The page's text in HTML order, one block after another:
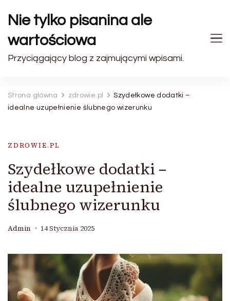
Nie tylko pisanina ale
wartościowa
Przyciągający blog z zajmującymi wpisami.
Strona główna zdrowie.pl
Szydełkowe dodatki –
idealne uzupełnienie ślubnego wizerunku
ZDROWIE.PL
Szydełkowe dodatki –
idealne uzupełnienie
ślubnego wizerunku
Admin 14 Stycznia 2025